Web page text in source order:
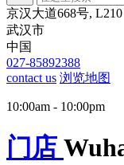
京汉大道668号, L210
武汉市
中国
027-85892388
contact us 浏览地图
10:00am - 10:00pm
门店